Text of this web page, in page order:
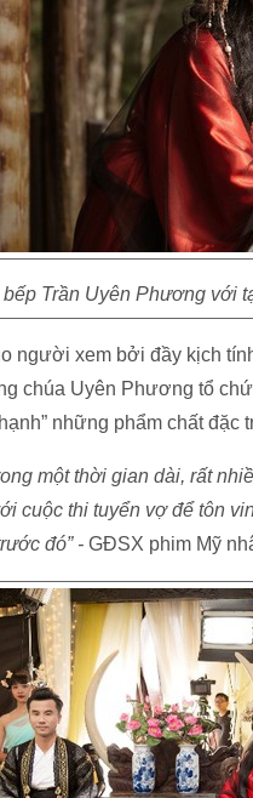
Trần Uyên Phương với
người xem bởi đầy kịch
chúa Uyên Phương tổ
những phẩm chất
một thời gian dài, rất
cuộc thi tuyển vợ để tôn
đó” - GĐSX phim Mỹ